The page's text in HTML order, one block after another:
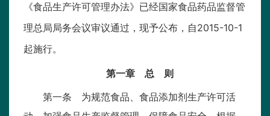
《食品生产许可管理办法》已经国家食品药品监督管
理总局局务会议审议通过，现予公布，自2015-10-1
起施行。
第一章 总 则
第一条 为规范食品、食品添加剂生产许可活